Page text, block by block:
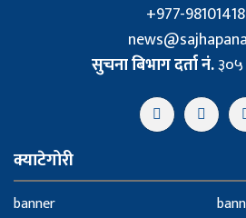
+977-
सुचना बिभाग दर्ता नं.
क्याटेगोरी
banner